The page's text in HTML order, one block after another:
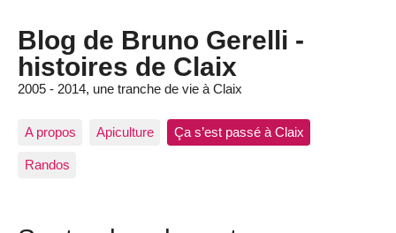
Blog de Bruno Gerelli -
histoires de Claix
2005 - 2014, une tranche de vie à Claix
A propos Apiculture Ça s’est passé à Claix
Randos